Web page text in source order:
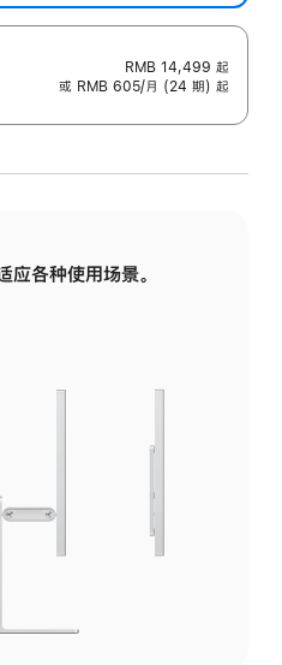
RMB 14,499 起
或 RMB 605/月 (24 期) 起
应各种使用场景。